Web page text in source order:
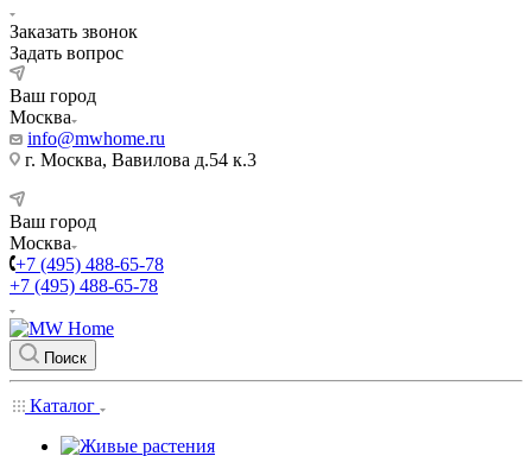
Заказать звонок
Задать вопрос
Ваш город
Москва
info@mwhome.ru
г. Москва, Вавилова д.54 к.3
Ваш город
Москва
+7 (495) 488-65-78
+7 (495) 488-65-78
Поиск
Каталог